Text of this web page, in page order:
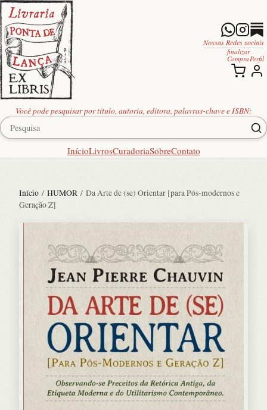
Você pode pesquisar por título, autoria, editora, palavras-chave e ISBN:
InícioLivrosCuradoriaSobreContato
Nossas Redes sociais
finalizar
Compra Perfil
Início / HUMOR / Da Arte de (se) Orientar [para Pós-modernos e
Geração Z]